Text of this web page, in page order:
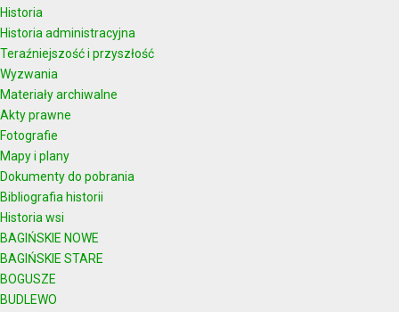
Historia
Historia administracyjna
Teraźniejszość i przyszłość
Wyzwania
Materiały archiwalne
Akty prawne
Fotografie
Mapy i plany
Dokumenty do pobrania
Bibliografia historii
Historia wsi
BAGIŃSKIE NOWE
BAGIŃSKIE STARE
BOGUSZE
BUDLEWO